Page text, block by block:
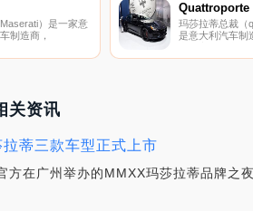
）是一家意
制造商，
Quattroporte
玛莎拉蒂总裁（
是意大利汽车制
资讯
蒂三款车型正式上市
方在广州举办的MMXX玛莎拉蒂品牌